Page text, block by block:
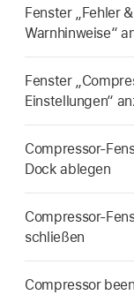
Fenster „Fehler &
Warnhinweise“
Fenster
Einstellungen“
Compressor-
Dock ablegen
Compressor-
schließen
Compressor